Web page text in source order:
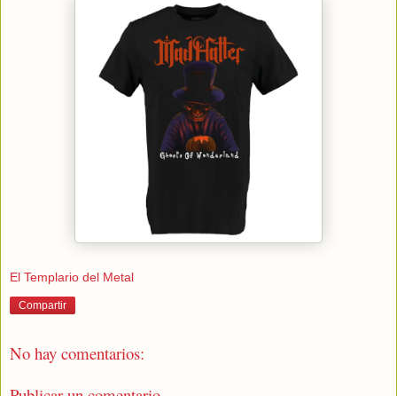
El Templario del Metal
Compartir
No hay comentarios: